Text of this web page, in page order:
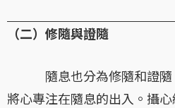
（二）修隨與證隨
隨息也分為修隨和證隨
將心專注在隨息的出入。攝